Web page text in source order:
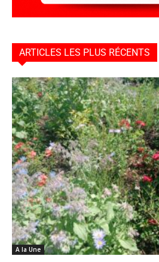
ARTICLES LES PLUS RÉCENTS
A la Une